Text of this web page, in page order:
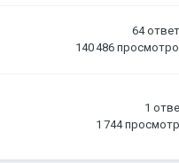
64
140 486
1
1 744